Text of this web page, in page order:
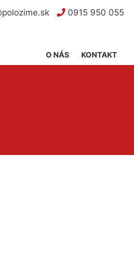
0915 950 055
KONTAKT
O NÁS